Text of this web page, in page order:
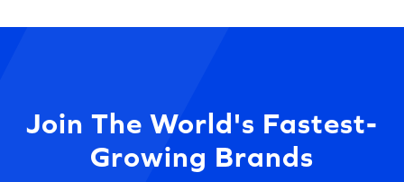
Join The World's Fastest-
Growing Brands